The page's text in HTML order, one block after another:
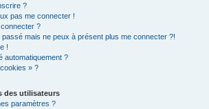
?
pas me connecter !
?
passé mais ne peux à présent plus me connecter ?!
!
automatiquement ?
» ?
des utilisateurs
paramètres ?